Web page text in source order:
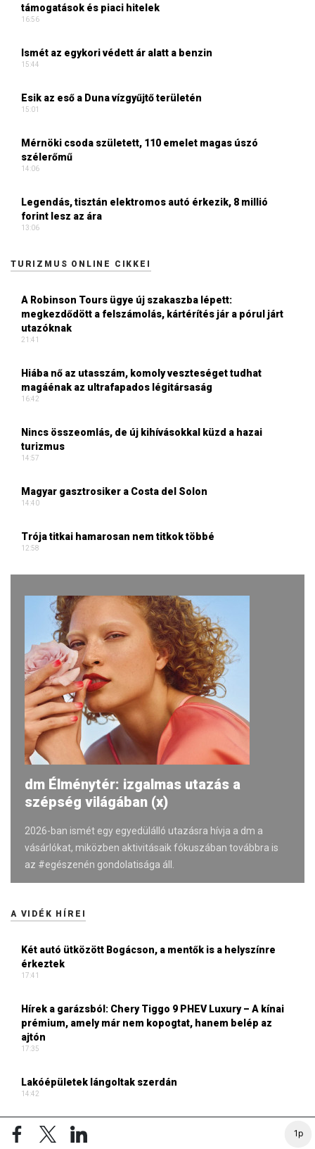
1p
támogatások és piaci hitelek
16:56
Ismét az egykori védett ár alatt a benzin
15:44
Esik az eső a Duna vízgyűjtő területén
15:01
Mérnöki csoda született, 110 emelet magas úszó
szélerőmű
14:06
Legendás, tisztán elektromos autó érkezik, 8 millió
forint lesz az ára
13:06
TURIZMUS ONLINE CIKKEI
A Robinson Tours ügye új szakaszba lépett:
megkezdődött a felszámolás, kártérítés jár a pórul járt
utazóknak
21:41
Hiába nő az utasszám, komoly veszteséget tudhat
magáénak az ultrafapados légitársaság
16:42
Nincs összeomlás, de új kihívásokkal küzd a hazai
turizmus
14:57
Magyar gasztrosiker a Costa del Solon
14:40
Trója titkai hamarosan nem titkok többé
12:58
dm Élménytér: izgalmas utazás a
szépség világában (x)
2026-ban ismét egy egyedülálló utazásra hívja a dm a
vásárlókat, miközben aktivitásaik fókuszában továbbra is
az #egészenén gondolatisága áll.
A VIDÉK HÍREI
Két autó ütközött Bogácson, a mentők is a helyszínre
érkeztek
17:41
Hírek a garázsból: Chery Tiggo 9 PHEV Luxury – A kínai
prémium, amely már nem kopogtat, hanem belép az
ajtón
17:35
Lakóépületek lángoltak szerdán
14:42
„Nem tettünk nyomást a fiunkra” – Egy egri család
története, amely a Rapid Wien-ig vezetett